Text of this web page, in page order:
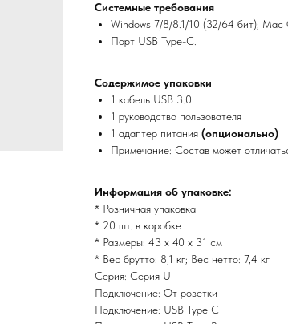
Системные требования
Windows 7/8/8.1/10 (32/64 бит); Mac
Порт USB Type-C.
Содержимое упаковки
1 кабель USB 3.0
1 руководство пользователя
1 адаптер питания (опционально)
Примечание: Состав может
Информация об упаковке:
* Розничная упаковка
* 20 шт. в коробке
* Размеры: 43 x 40 x 31 см
* Вес брутто: 8,1 кг; Вес нетто: 7,4 кг
Серия: Серия U
Подключение: От розетки
Подключение: USB Type C